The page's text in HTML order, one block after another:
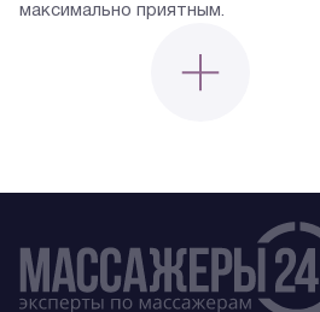
максимально приятным.